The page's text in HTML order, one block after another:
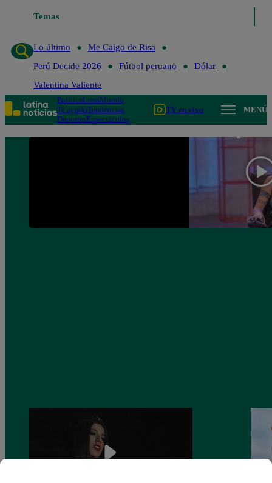
Temas
Lo último
Me Caigo de Risa
Perú Decide 2026
Fútbol peruano
Dólar
Valentina Valiente
PolíticaLimaMundo
Te ayudoTendencias
DeportesEspectáculos
TV en vivo MENÚ